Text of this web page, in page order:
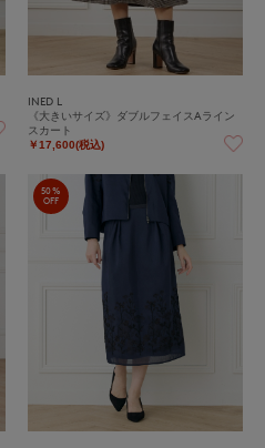
INED L
《大きいサイズ》ダブルフェイスAライン
スカート
￥17,600(税込)
50%
OFF